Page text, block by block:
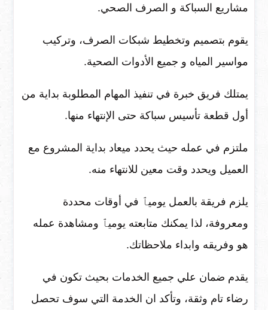
مشاريع السباكة و الصرف الصحي.
يقوم بتصميم وتخطيط شبكات الصرف، وتركيب
مواسير المياه و جميع الأدوات الصحية.
يمتلك فريق خبرة في تنفيذ المهام المطلوبة بداية من
أول قطعة تأسيس سباكة حتى الإنتهاء منها.
ملتزم في عمله حيث يحدد ميعاد بداية المشروع مع
العميل ويحدد وقت معين للانتهاء منه.
يلزم فريقة بالعمل يوميٱ في أوقات محددة
ومعروفة، لذا يمكنك متابعته يوميٱ ومشاهدة عمله
هو وفريقه وابداء ملاحظاتك.
يقدم ضمان علي جميع الخدمات بحيث تكون في
رضاء تام وثقة، وتأكد ان الخدمة التي سوف تحصل